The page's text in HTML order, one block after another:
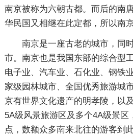
南京被称为六朝古都。而后的南
华民国又相继在此定都，所以南
南京是一座古老的城市，同
市。南京也是我国东部的综合型
电子业、汽车业、石化业、钢铁
家级园林城市、全国优秀旅游城
京有世界文化遗产的明孝陵，以
5A级风景旅游区及多个4A级景
点，数额众多南来北往的游客到